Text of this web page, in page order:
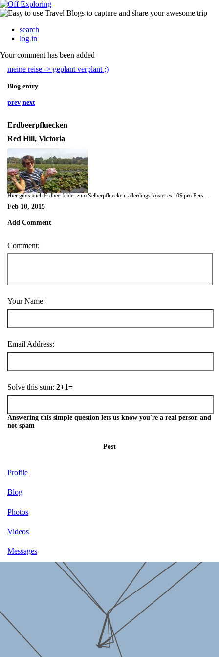
search
log in
Your comment has been added
meine reise -> geplant verplant ;)
Blog entry
prev next
Erdbeerpfluecken
Red Hill, Victoria
Feb 10, 2015
Add Comment
Comment:
Your Name:
Email Address:
Solve this sum: 2+1=
Answering this simple question lets us know you're a real person and
not spam
Post
Profile
Blog
Photos
Videos
Messages